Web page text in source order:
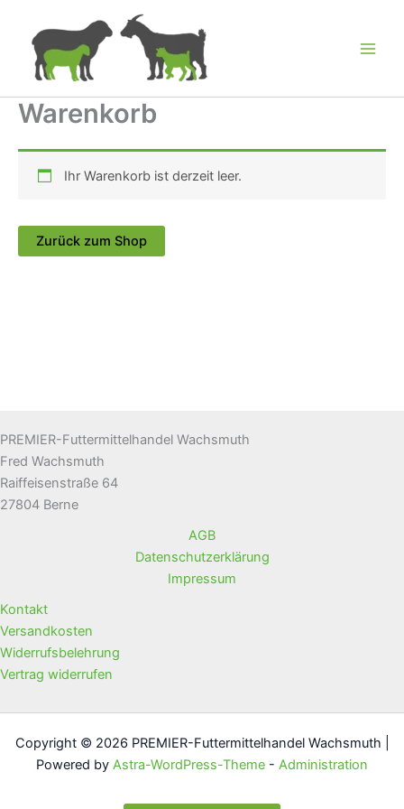
springen
Warenkorb
Ihr Warenkorb ist derzeit leer.
Zurück zum Shop
PREMIER-Futtermittelhandel Wachsmuth
Fred Wachsmuth
Raiffeisenstraße 64
27804 Berne
AGB
Datenschutzerklärung
Impressum
Kontakt
Versandkosten
Widerrufsbelehrung
Vertrag widerrufen
Copyright © 2026 PREMIER-Futtermittelhandel Wachsmuth |
Powered by Astra-WordPress-Theme - Administration